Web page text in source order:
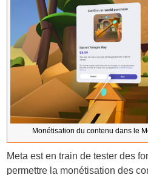
Monétisation du contenu dans le
Meta est en train de tester des
permettre la monétisation des